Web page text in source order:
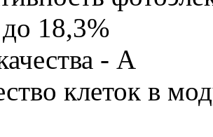
18,3%
- А
клеток в